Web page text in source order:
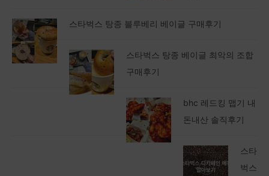
스타벅스 탕종 블루베리 베이글 구매후기
스타벅스 탕종 베이글 최악의 조합
구매후기
bhc 레드킹 맵기 내
돈내산 솔직후기
스타
벅스